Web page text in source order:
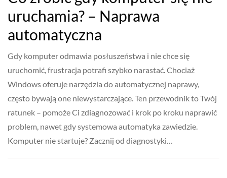
uruchamia? – Naprawa
automatyczna
Gdy komputer odmawia posłuszeństwa i nie chce się
uruchomić, frustracja potrafi szybko narastać. Chociaż
Windows oferuje narzędzia do automatycznej naprawy,
często bywają one niewystarczające. Ten przewodnik to Twój
ratunek – pomoże Ci zdiagnozować i krok po kroku naprawić
problem, nawet gdy systemowa automatyka zawiedzie.
Komputer nie startuje? Zacznij od diagnostyki…